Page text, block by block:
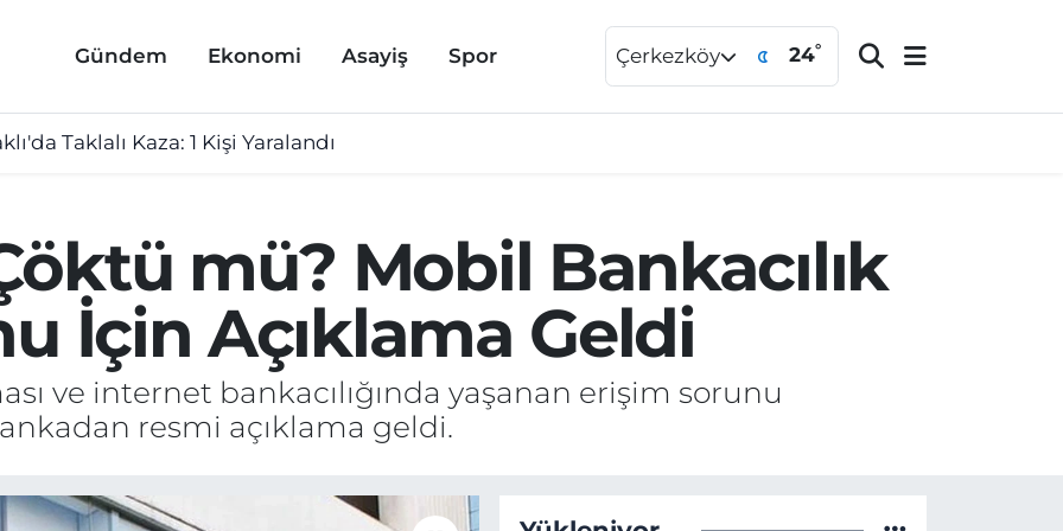
Gündem Ekonomi Asayiş Spor Çerkezköy 24°
Taklalı Kaza: 1 Kişi Yaralandı
mü? Mobil Bankacılık
İçin Açıklama Geldi
ve internet bankacılığında yaşanan erişim sorunu
resmi açıklama geldi.